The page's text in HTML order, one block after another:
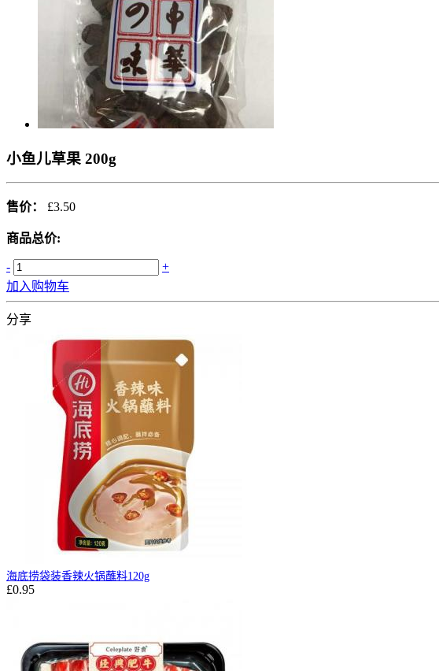
小鱼儿草果 200g
售价： £3.50
商品总价:
-
+
加入购物车
分享
海底捞袋装香辣火锅蘸料120g
£0.95